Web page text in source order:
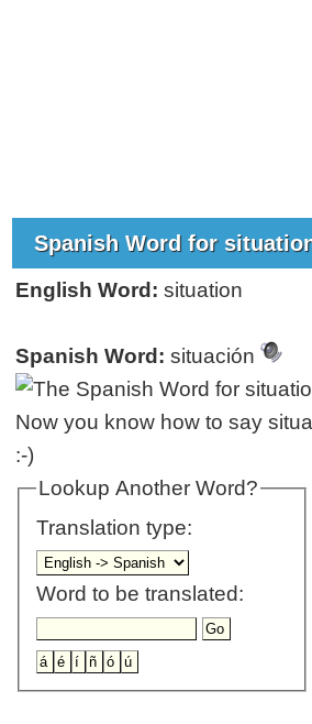
Spanish Word for
English Word: situation
Spanish Word: situación
Now you know how to say
:-)
Lookup Another Word?
Translation type:
Word to be translated: